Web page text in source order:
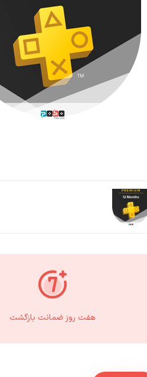
هفت روز ضمانت بازگشت